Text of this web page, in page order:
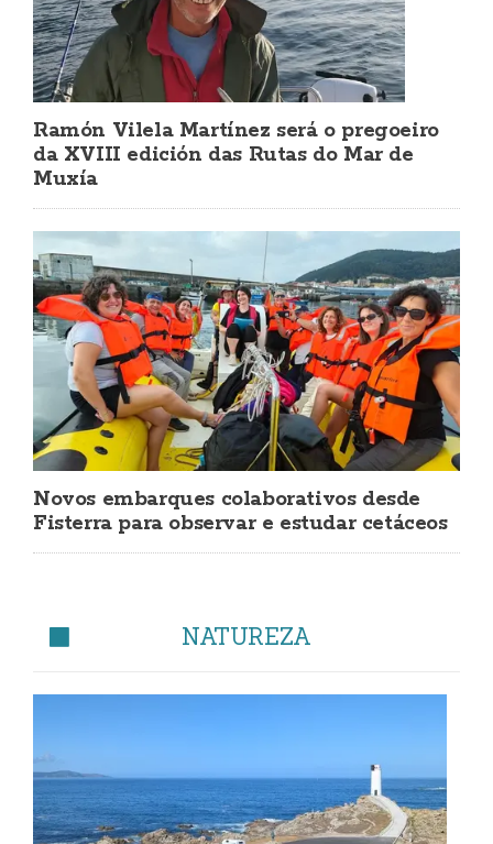
Ramón Vilela Martínez será o pregoeiro
da XVIII edición das Rutas do Mar de
Muxía
Novos embarques colaborativos desde
Fisterra para observar e estudar cetáceos
NATUREZA